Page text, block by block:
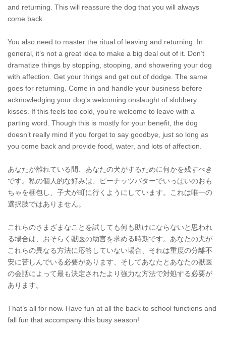
and returning. This will reassure the dog that you will always
come back.
You also need to master the ritual of leaving and returning. In
general, it’s not a great idea to make a big deal out of it. Don’t
dramatize things by stopping, stooping, and showering your dog
with affection. Get your things and get out of dodge. The same
goes for returning. Come in and handle your business before
acknowledging your dog’s welcoming onslaught of slobbery
kisses. If this feels too cold, you’re welcome to leave with a
parting word. Though this is mostly for your benefit, the dog
doesn’t really mind if you forget to say goodbye, just so long as
you come back and provide food, water, and lots of affection.
あなたが離れている間、あなたの犬がするために何かを残すべき
です。私の個人的な好みは、ピーナッツバターでいっぱいのおも
ちゃを梱包し、子犬が町に行くようにしています。これは唯一の
選択肢ではありません。
これらのさまざまなことを試しても何も助けにならないと思われ
る場合は、おそらく獣医の助言を求める時期です。あなたの犬が
これらの異なる方法に応答していない場合、それは重度の分離不
安に苦しんでいる必要があります、そしてあなたとあなたの獣医
の会話によって最も決定されたより強力な方法で対処する必要が
あります。
That’s all for now. Have fun at all the back to school functions and
fall fun that accompany this busy season!